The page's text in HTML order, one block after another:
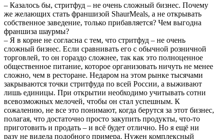
– Казалось бы, стритфуд – не очень сложный бизнес. Почему
же желающих стать франшизой ShaurMeals, а не открывать
собственное заведение, только прибавляется? Чем выгодна
франшиза шаурмы?
– Я в корне не согласна с тем, что стритфуд – не очень
сложный бизнес. Если сравнивать его с обычной розничной
торговлей, то он гораздо сложнее, так как это полноценное
общественное питание, которое организовать ничуть не менее
сложно, чем в ресторане. Недаром на этом рынке тысячами
закрываются точки стритфуда по всей России, а выживают
лишь единицы. При открытии необходимо учитывать сотни
всевозможных мелочей, чтобы он стал успешным. К
сожалению, не все это понимают, когда берутся за этот бизнес,
полагая, что достаточно просто закупить продукты, что-то
приготовить и продать – и всё будет отлично. Но я ещё ни
разу не видела подобного примера. Нужен комплексный